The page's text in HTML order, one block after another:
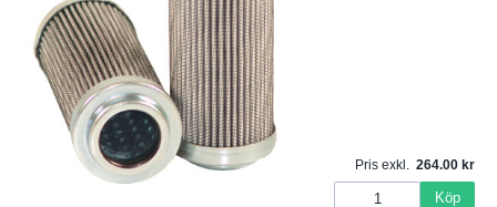
Pris exkl. 264.00
Köp